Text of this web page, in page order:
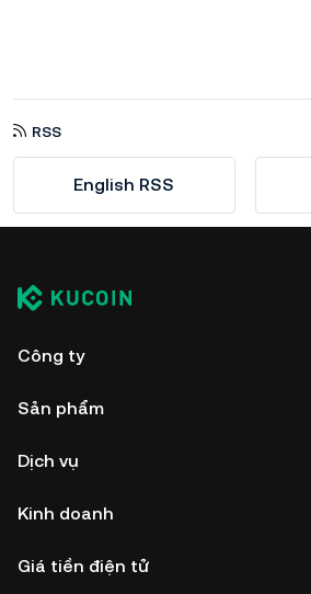
RSS
English RSS
Công ty
Sản phẩm
Dịch vụ
Kinh doanh
Giá tiền điện tử